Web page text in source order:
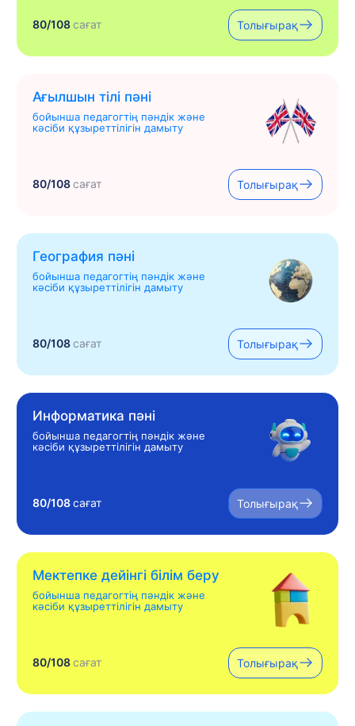
80/108сағат Толығырақ
Ағылшын тілі пәні
бойынша педагогтің пәндік және
кәсіби құзыреттілігін дамыту
80/108сағат Толығырақ
География пәні
бойынша педагогтің пәндік және
кәсіби құзыреттілігін дамыту
80/108сағат Толығырақ
Информатика пәні
бойынша педагогтің пәндік және
кәсіби құзыреттілігін дамыту
80/108сағат Толығырақ
Мектепке дейінгі білім беру
бойынша педагогтің пәндік және
кәсіби құзыреттілігін дамыту
80/108сағат Толығырақ